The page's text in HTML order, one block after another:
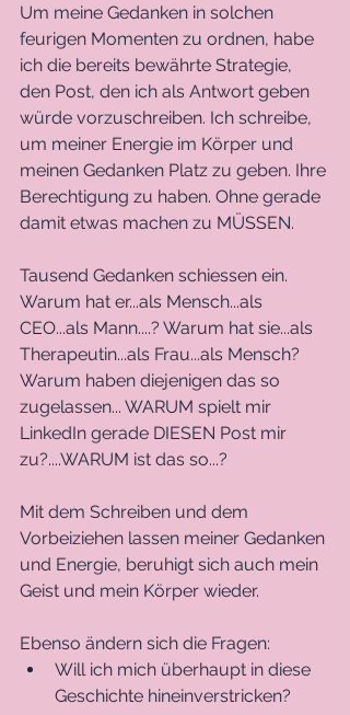
Um meine Gedanken in solchen
feurigen Momenten zu ordnen, habe
ich die bereits bewährte Strategie,
den Post, den ich als Antwort geben
würde vorzuschreiben. Ich schreibe,
um meiner Energie im Körper und
meinen Gedanken Platz zu geben. Ihre
Berechtigung zu haben. Ohne gerade
damit etwas machen zu MÜSSEN.
Tausend Gedanken schiessen ein.
Warum hat er...als Mensch...als
CEO...als Mann....? Warum hat sie...als
Therapeutin...als Frau...als Mensch?
Warum haben diejenigen das so
zugelassen... WARUM spielt mir
LinkedIn gerade DIESEN Post mir
zu?....WARUM ist das so...?
Mit dem Schreiben und dem
Vorbeiziehen lassen meiner Gedanken
und Energie, beruhigt sich auch mein
Geist und mein Körper wieder.
Ebenso ändern sich die Fragen:
Will ich mich überhaupt in diese
Geschichte hineinverstricken?